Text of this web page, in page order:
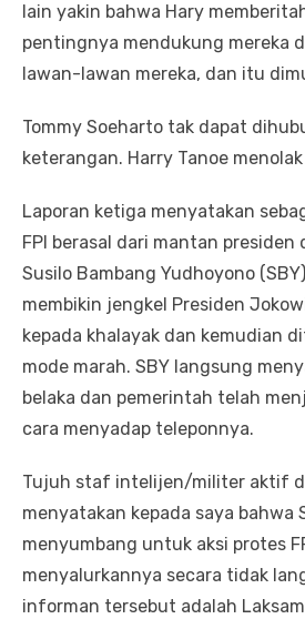
lain yakin bahwa Hary
pentingnya mendukung mereka
lawan-lawan mereka, dan itu
Tommy Soeharto tak dapat
keterangan. Harry Tanoe
Laporan ketiga menyatakan
FPI berasal dari mantan presiden
Susilo Bambang Yudhoyono
membikin jengkel Presiden
kepada khalayak dan kemudian
mode marah. SBY langsung
belaka dan pemerintah telah
cara menyadap teleponnya.
Tujuh staf intelijen/militer aktif
menyatakan kepada saya bahwa
menyumbang untuk aksi protes
menyalurkannya secara tidak
informan tersebut adalah